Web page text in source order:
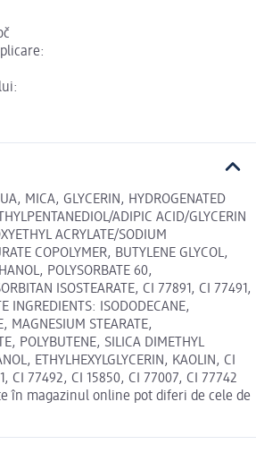
MICA, GLYCERIN, HYDROGENATED
ADIPIC ACID/GLYCERIN
ACRYLATE/SODIUM
COPOLYMER, BUTYLENE GLYCOL,
POLYSORBATE 60,
ISOSTEARATE, CI 77891, CI 77491,
INGREDIENTS: ISODODECANE,
MAGNESIUM STEARATE,
POLYBUTENE, SILICA DIMETHYL
ETHYLHEXYLGLYCERIN, KAOLIN, CI
CI 77492, CI 15850, CI 77007, CI 77742
în magazinul online pot diferi de cele de